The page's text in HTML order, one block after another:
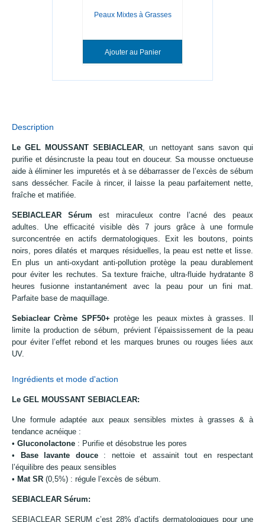
Peaux Mixtes à Grasses
Ajouter au Panier
Description
Le GEL MOUSSANT SEBIACLEAR, un nettoyant sans savon qui
purifie et désincruste la peau tout en douceur. Sa mousse onctueuse
aide à éliminer les impuretés et à se débarrasser de l’excès de sébum
sans dessécher. Facile à rincer, il laisse la peau parfaitement nette,
fraîche et matifiée.
SEBIACLEAR Sérum est miraculeux contre l’acné des peaux
adultes. Une efficacité visible dès 7 jours grâce à une formule
surconcentrée en actifs dermatologiques. Exit les boutons, points
noirs, pores dilatés et marques résiduelles, la peau est nette et lisse.
En plus un anti-oxydant anti-pollution protège la peau durablement
pour éviter les rechutes. Sa texture fraiche, ultra-fluide hydratante 8
heures fusionne instantanément avec la peau pour un fini mat.
Parfaite base de maquillage.
Sebiaclear Crème SPF50+ protège les peaux mixtes à grasses. Il
limite la production de sébum, prévient l’épaississement de la peau
pour éviter l’effet rebond et les marques brunes ou rouges liées aux
UV.
Ingrédients et mode d'action
Le GEL MOUSSANT SEBIACLEAR:
Une formule adaptée aux peaux sensibles mixtes à grasses & à
tendance acnéique :
• Gluconolactone : Purifie et désobstrue les pores
•
Base lavante douce: nettoie et assainit tout en respectant
l’équilibre des peaux sensibles
• Mat SR (0,5%) : régule l’excès de sébum.
SEBIACLEAR Sérum:
SEBIACLEAR SERUM c’est 28% d’actifs dermatologiques pour une